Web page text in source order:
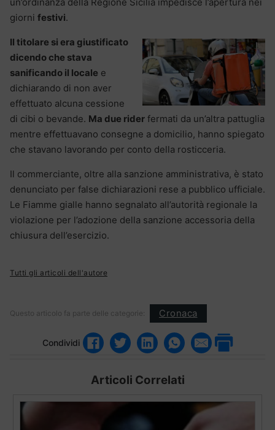
giorni festivi.
Il titolare si era giustificato
dicendo che stava
sanificando il locale e
dichiarando di non aver
effettuato alcuna cessione
di cibi o bevande. Ma due rider fermati da un’altra pattuglia
mentre effettuavano consegne a domicilio, hanno spiegato
che stavano lavorando per conto della rosticceria.
Il commerciante, oltre alla sanzione amministrativa, è stato
denunciato per false dichiarazioni rese a pubblico ufficiale.
Le Fiamme gialle hanno segnalato all’autorità regionale la
violazione per l’adozione della sanzione accessoria della
chiusura dell’esercizio.
Tutti gli articoli dell'autore
Questo articolo fa parte delle categorie: Cronaca
Condividi
Articoli Correlati